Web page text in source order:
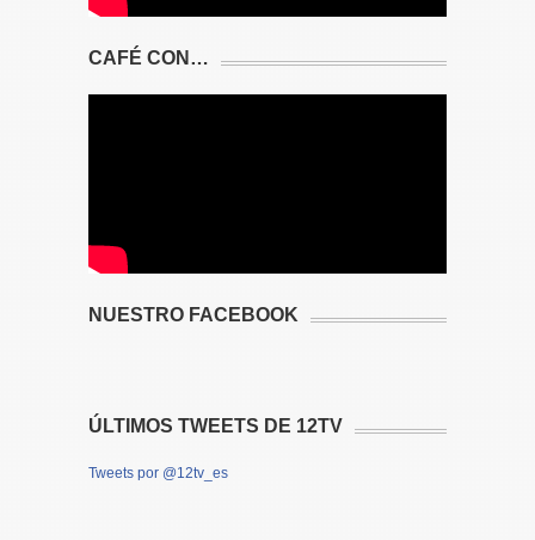
CAFÉ CON…
NUESTRO FACEBOOK
ÚLTIMOS TWEETS DE 12TV
Tweets por @12tv_es